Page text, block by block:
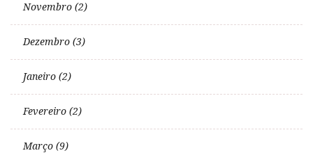
Novembro (2)
Dezembro (3)
Janeiro (2)
Fevereiro (2)
Março (9)